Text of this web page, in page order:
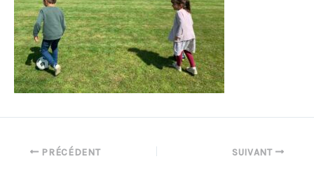
PRÉCÉDENT SUIVANT